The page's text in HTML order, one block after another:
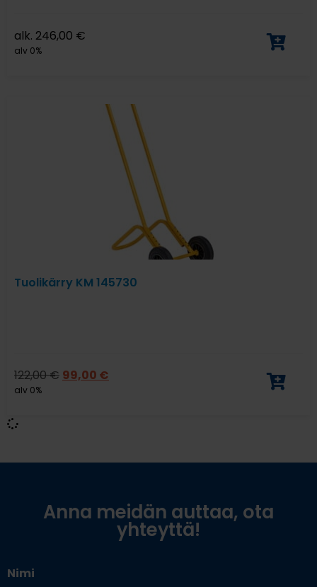
alk. 246,00 €
alv 0%
Tuolikärry KM 145730
122,00€ 99,00 €
alv 0%
Anna meidän auttaa, ota
yhteyttä!
Nimi